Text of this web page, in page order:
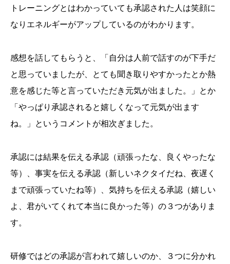
トレーニングとはわかっていても承認された人は笑顔に
なりエネルギーがアップしているのがわかります。
感想を話してもらうと、「自分は人前で話すのが下手だ
と思っていましたが、とても聞き取りやすかったとか熱
意を感じた等と言っていただき元気が出ました。」とか
「やっぱり承認されると嬉しくなって元気が出ます
ね。」というコメントが相次ぎました。
承認には結果を伝える承認（頑張ったな、良くやったな
等）、事実を伝える承認（新しいネクタイだね、夜遅く
まで頑張っていたね等）、気持ちを伝える承認（嬉しい
よ、君がいてくれて本当に良かった等）の３つがありま
す。
研修ではどの承認が言われて嬉しいのか、３つに分かれ